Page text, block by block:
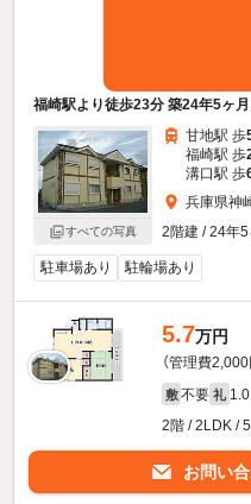
福崎駅より徒歩23分 築24年5ヶ
すべての写真
甘地駅 歩
福崎駅 歩
溝口駅 歩
兵庫県神
2階建 / 24年5
駐車場あり 駐輪場あり
5.7万円
（管理費2,000
敷 不要 礼
2階 / 2LDK /
お問い